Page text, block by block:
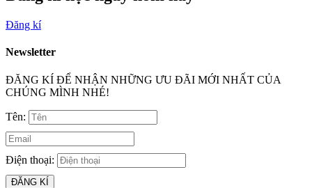
Đăng kí
Newsletter
ĐĂNG KÍ ĐỂ NHẬN NHỮNG ƯU ĐÃI MỚI NHẤT CỦA
CHÚNG MÌNH NHÉ!
Tên:
Điện thoại:
ĐĂNG KÍ